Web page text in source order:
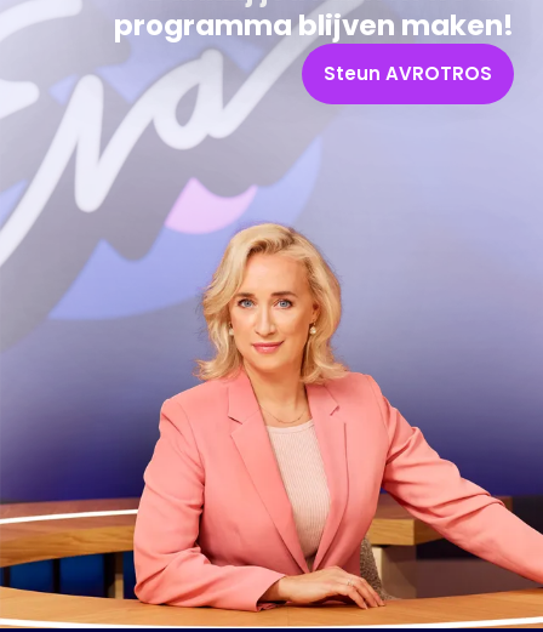
programma blijven maken!
Steun AVROTROS